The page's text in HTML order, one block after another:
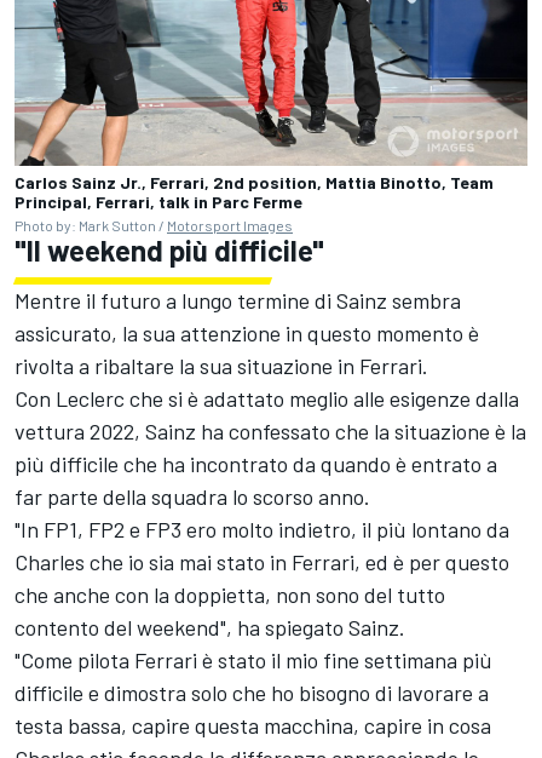
Carlos Sainz Jr., Ferrari, 2nd position, Mattia Binotto, Team
Principal, Ferrari, talk in Parc Ferme
Photo by: Mark Sutton / Motorsport Images
"Il weekend più difficile"
Mentre il futuro a lungo termine di Sainz sembra
assicurato, la sua attenzione in questo momento è
rivolta a ribaltare la sua situazione in Ferrari.
Con Leclerc che si è adattato meglio alle esigenze dalla
vettura 2022, Sainz ha confessato che la situazione è la
più difficile che ha incontrato da quando è entrato a
far parte della squadra lo scorso anno.
"In FP1, FP2 e FP3 ero molto indietro, il più lontano da
Charles che io sia mai stato in Ferrari, ed è per questo
che anche con la doppietta, non sono del tutto
contento del weekend", ha spiegato Sainz.
"Come pilota Ferrari è stato il mio fine settimana più
difficile e dimostra solo che ho bisogno di lavorare a
testa bassa, capire questa macchina, capire in cosa